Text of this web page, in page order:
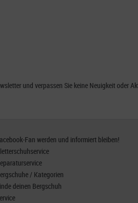
und verpassen Sie keine Neuigkeit oder
Fan werden und informiert bleiben!
/ Kategorien
deinen Bergschuh